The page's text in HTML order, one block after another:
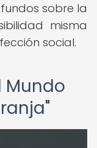
sobre la
misma
social.
Mundo